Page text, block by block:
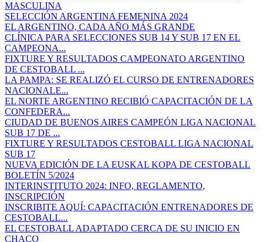
MASCULINA
SELECCIÓN ARGENTINA FEMENINA 2024
EL ARGENTINO, CADA AÑO MÁS GRANDE
CLÍNICA PARA SELECCIONES SUB 14 Y SUB 17 EN EL
CAMPEONA...
FIXTURE Y RESULTADOS CAMPEONATO ARGENTINO
DE CESTOBALL ...
LA PAMPA: SE REALIZÓ EL CURSO DE ENTRENADORES
NACIONALE...
EL NORTE ARGENTINO RECIBIÓ CAPACITACIÓN DE LA
CONFEDERA...
CIUDAD DE BUENOS AIRES CAMPEÓN LIGA NACIONAL
SUB 17 DE ...
FIXTURE Y RESULTADOS CESTOBALL LIGA NACIONAL
SUB 17
NUEVA EDICIÓN DE LA EUSKAL KOPA DE CESTOBALL
BOLETÍN 5/2024
INTERINSTITUTO 2024: INFO, REGLAMENTO,
INSCRIPCIÓN
INSCRIBITE AQUÍ: CAPACITACIÓN ENTRENADORES DE
CESTOBALL...
EL CESTOBALL ADAPTADO CERCA DE SU INICIO EN
CHACO